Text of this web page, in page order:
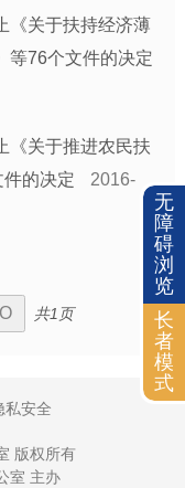
关于扶持经济薄
等76个文件的决定
关于推进农民扶
的决定
2016-
共1页
私安全
版权所有
室 主办
无
障
碍
浏
览
长
者
模
式